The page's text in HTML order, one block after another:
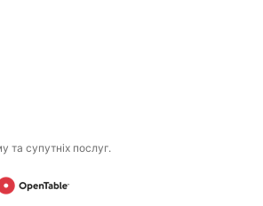
та супутніх послуг.